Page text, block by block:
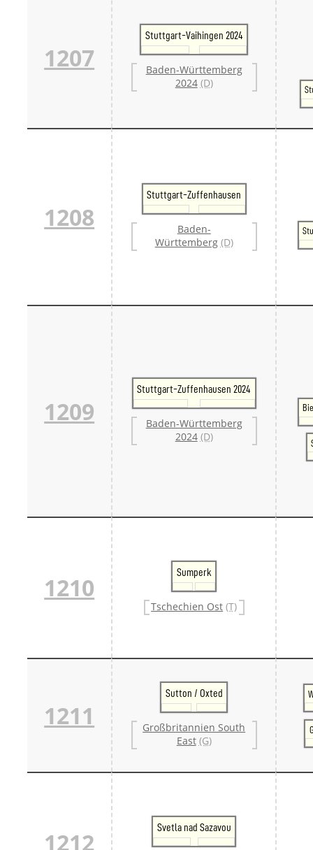
1207
Stuttgart-Vaihingen 2024
Baden-Württemberg
2024 (D)
1208
Stuttgart-Zuffenhausen
Baden-
Württemberg (D)
1209
Stuttgart-Zuffenhausen 2024
Baden-Württemberg
2024 (D)
1210
Sumperk
Tschechien Ost (T)
1211
Sutton / Oxted
Großbritannien South
East (G)
1212
Svetla nad Sazavou